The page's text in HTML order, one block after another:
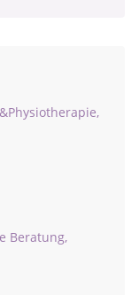
Beratung,